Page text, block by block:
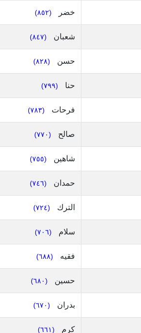
خضر (٨٥٢)
شعبان (٨٤٧)
حسن (٨٢٨)
حنا (٧٩٩)
فرحات (٧٨٣)
صالح (٧٧٠)
شاهين (٧٥٥)
حمدان (٧٤٦)
الترك (٧٢٤)
سلام (٧٠٦)
فقيه (٦٨٨)
حسين (٦٨٠)
بدران (٦٧٠)
كرم (٦٦١)